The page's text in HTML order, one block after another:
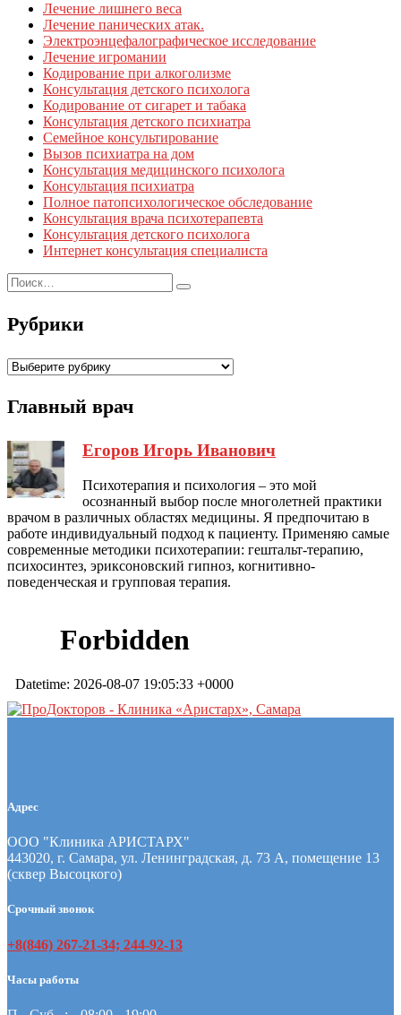
Лечение лишнего веса
Лечение панических атак.
Электроэнцефалографическое исследование
Лечение игромании
Кодирование при алкоголизме
Консультация детского психолога
Кодирование от сигарет и табака
Консультация детского психиатра
Семейное консультирование
Вызов психиатра на дом
Консультация медицинского психолога
Консультация психиатра
Полное патопсихологическое обследование
Консультация врача психотерапевта
Консультация детского психолога
Интернет консультация специалиста
Рубрики
Рубрики
Главный врач
Егоров Игорь Иванович
Психотерапия и психология – это мой
осознанный выбор после многолетней практики
врачом в различных областях медицины. Я предпочитаю в
работе индивидуальный подход к пациенту. Применяю самые
современные методики психотерапии: гештальт-терапию,
психосинтез, эриксоновский гипноз, когнитивно-
поведенческая и групповая терапия.
Адрес
ООО "Клиника АРИСТАРХ"
443020, г. Самара, ул. Ленинградская, д. 73 А, помещение 13
(сквер Высоцкого)
Срочный звонок
+8(846) 267-21-34; 244-92-13
Часы работы